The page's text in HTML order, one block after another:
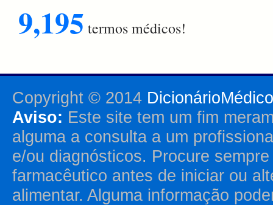
9,195 termos médicos!
Copyright © 2014
Aviso: Este site tem um fim
alguma a consulta a um
e/ou diagnósticos. Procure
farmacêutico antes de iniciar ou
alimentar. Alguma informação